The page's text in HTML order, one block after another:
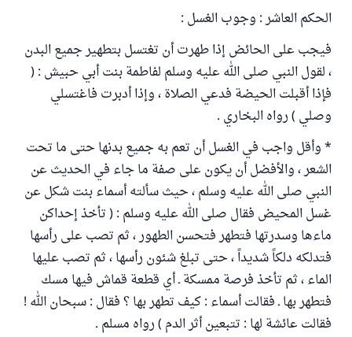
الحكم العاشر : وجوب الغسل :
فيجب على الحائض إذا طهرت أن تغتسل بتطهير جميع البدن
، لقول النبي صلى الله عليه وسلم لفاطمة بنت أبي حبيش : (
فإذا أقبلت الحيضة فدعي الصلاة ، وإذا أدبرت فاغتسلي
وصلي ) رواه البخاري .
* وأقل واجب في الغسل أن تعم به جميع بدنها حتى ما تحت
الشعر ، والأفضل أن يكون على صفة ما جاء في الحديث عن
النبي صلى الله عليه وسلم ، حيث سألته أسماء بنت شكل عن
غسل المحيض فقال صلى الله عليه وسلم : ( تأخذ إحداكن
ماءها وسدرتها فتطهر فتحسن الطهور ، ثم تصب على رأسها
فتدلكه دلكاً شديداً ، حتى تبلغ شئون رأسها ، ثم تصب عليها
الماء ، ثم تأخذ فرصة ممسكة ـ أي قطعة قماش فيها مسك
فتطهر بها ـ فقالت أسماء : كيف تطهر بها ؟ فقال : سبحان الله !
فقالت عائشة لها : تتبعين أثر الدم ) رواه مسلم .